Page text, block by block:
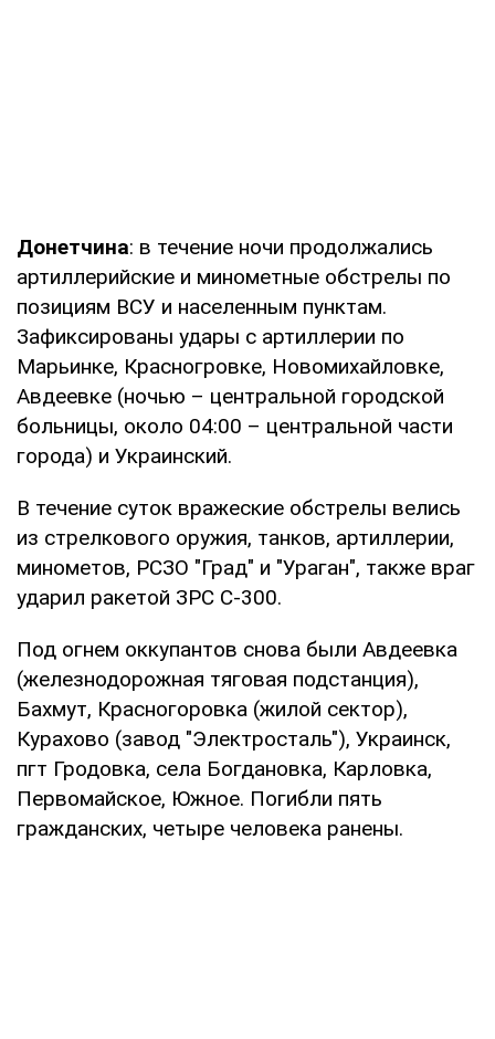
Донетчина: в течение ночи продолжались
артиллерийские и минометные обстрелы по
позициям ВСУ и населенным пунктам.
Зафиксированы удары с артиллерии по
Марьинке, Красногровке, Новомихайловке,
Авдеевке (ночью – центральной городской
больницы, около 04:00 – центральной части
города) и Украинский.
В течение суток вражеские обстрелы велись
из стрелкового оружия, танков, артиллерии,
минометов, РСЗО "Град" и "Ураган", также враг
ударил ракетой ЗРС С-300.
Под огнем оккупантов снова были Авдеевка
(железнодорожная тяговая подстанция),
Бахмут, Красногоровка (жилой сектор),
Курахово (завод "Электросталь"), Украинск,
пгт Гродовка, села Богдановка, Карловка,
Первомайское, Южное. Погибли пять
гражданских, четыре человека ранены.